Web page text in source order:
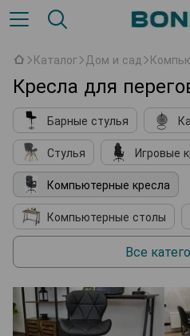
Каталог Дом и сад
Кресла для
Барные стулья
Стулья
Игровые
Компьютерные кресла
Компьютерные столы
Кухонные
Подставки для обуви
Все